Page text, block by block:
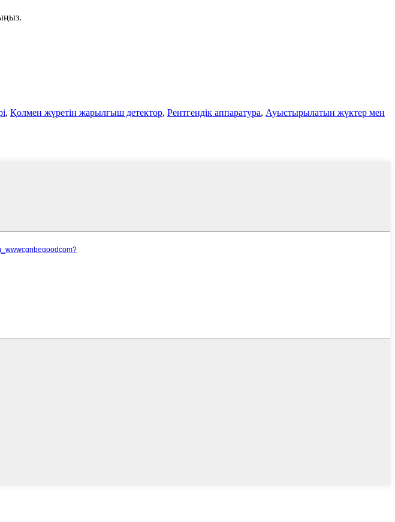
, Қолмен жүретін жарылғыш детектор, Рентгендік аппаратура, Ауыстырылатын жүктер мен